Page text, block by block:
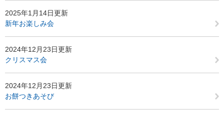
2025年1月14日更新
新年お楽しみ会
2024年12月23日更新
クリスマス会
2024年12月23日更新
お餅つきあそび